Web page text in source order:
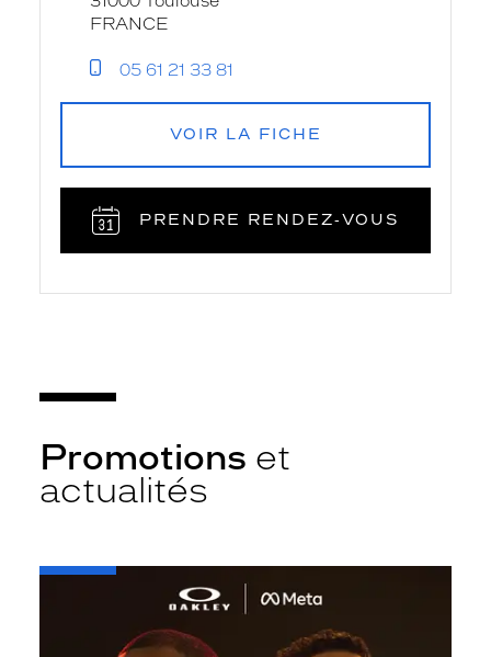
FRANCE
05 61 21 33 81
VOIR LA FICHE
PRENDRE RENDEZ‑VOUS
Promotions et
actualités
-